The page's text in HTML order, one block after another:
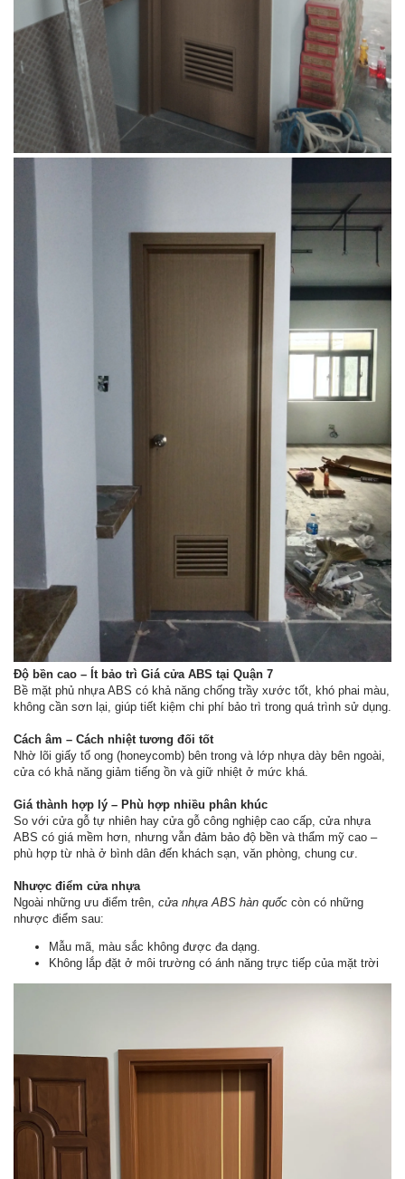
Độ bền cao – Ít bảo trì Giá cửa ABS tại Quận 7
Bề mặt phủ nhựa ABS có khả năng chống trầy xước tốt, khó phai màu,
không cần sơn lại, giúp tiết kiệm chi phí bảo trì trong quá trình sử dụng.
Cách âm – Cách nhiệt tương đối tốt
Nhờ lõi giấy tổ ong (honeycomb) bên trong và lớp nhựa dày bên ngoài,
cửa có khả năng giảm tiếng ồn và giữ nhiệt ở mức khá.
Giá thành hợp lý – Phù hợp nhiều phân khúc
So với cửa gỗ tự nhiên hay cửa gỗ công nghiệp cao cấp, cửa nhựa
ABS có giá mềm hơn, nhưng vẫn đảm bảo độ bền và thẩm mỹ cao –
phù hợp từ nhà ở bình dân đến khách sạn, văn phòng, chung cư.
Nhược điểm cửa nhựa
Ngoài những ưu điểm trên, cửa nhựa ABS hàn quốc còn có những
nhược điểm sau:
Mẫu mã, màu sắc không được đa dạng.
Không lắp đặt ở môi trường có ánh năng trực tiếp của mặt trời